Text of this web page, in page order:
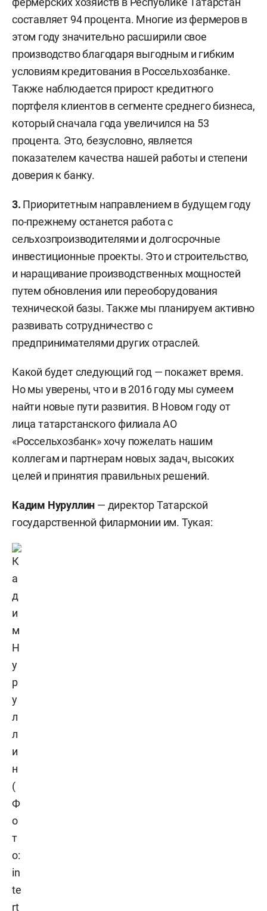
составляет 94 процента. Многие из фермеров в
этом году значительно расширили свое
производство благодаря выгодным и гибким
условиям кредитования в Россельхозбанке.
Также наблюдается прирост кредитного
портфеля клиентов в сегменте среднего бизнеса,
который сначала года увеличился на 53
процента. Это, безусловно, является
показателем качества нашей работы и степени
доверия к банку.
3. Приоритетным направлением в будущем году
по-прежнему останется работа с
сельхозпроизводителями и долгосрочные
инвестиционные проекты. Это и строительство,
и наращивание производственных мощностей
путем обновления или переоборудования
технической базы. Также мы планируем активно
развивать сотрудничество с
предпринимателями других отраслей.
Какой будет следующий год — покажет время.
Но мы уверены, что и в 2016 году мы сумеем
найти новые пути развития. В Новом году от
лица татарстанского филиала АО
«Россельхозбанк» хочу пожелать нашим
коллегам и партнерам новых задач, высоких
целей и принятия правильных решений.
Кадим Нуруллин — директор Татарской
государственной филармонии им. Тукая: